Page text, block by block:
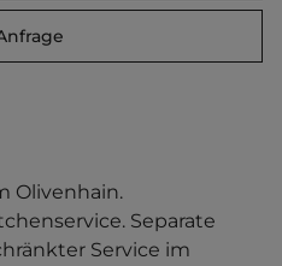
Olivenhain.
Separate
Service im